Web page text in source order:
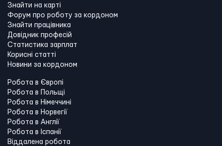
Знайти на карті
Форум про роботу за кордоном
Знайти працівника
Довідник професій
Статистика зарплат
Корисні статті
Новини за кордоном
Робота в Європі
Робота в Польщі
Робота в Німеччині
Робота в Норвегії
Робота в Англії
Робота в Іспанії
Віддалена робота